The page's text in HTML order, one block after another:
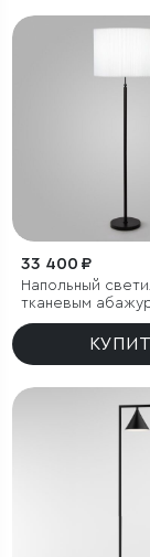
33 400 ₽
Напольный
тканевым